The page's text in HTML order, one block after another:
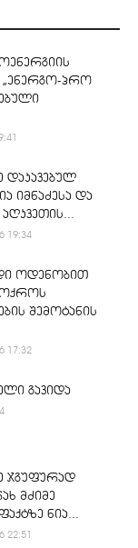
„ენერგო-პრო
დაკავებულ
იმნაძესა და
19:34
ოდენობით
შემოტანის
17:32
გავიდა
ჯგუფურად
მძიმე
ნია...
22:51